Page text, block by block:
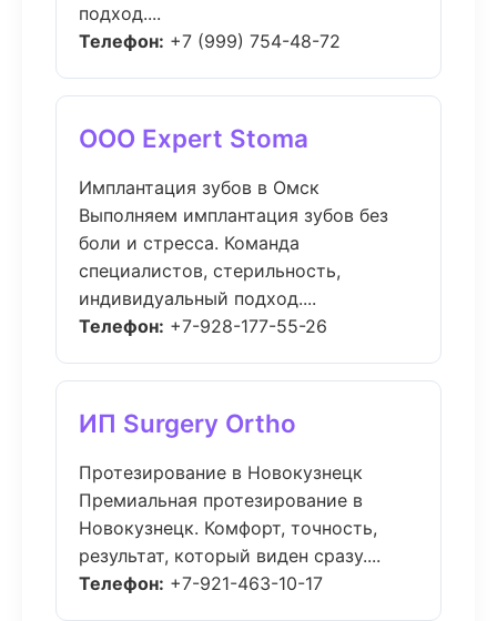
подход....
Телефон: +7 (999) 754-48-72
ООО Expert Stoma
Имплантация зубов в Омск
Выполняем имплантация зубов без
боли и стресса. Команда
специалистов, стерильность,
индивидуальный подход....
Телефон: +7-928-177-55-26
ИП Surgery Ortho
Протезирование в Новокузнецк
Премиальная протезирование в
Новокузнецк. Комфорт, точность,
результат, который виден сразу....
Телефон: +7-921-463-10-17